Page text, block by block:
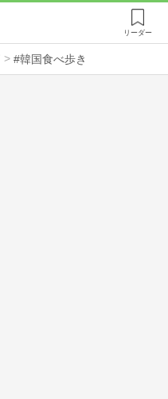
リーダー
#韓国食べ歩き